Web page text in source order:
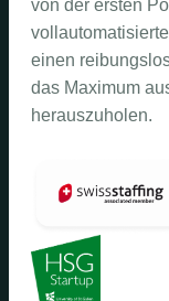
von der ersten
einen
das Maximum
herauszuholen.